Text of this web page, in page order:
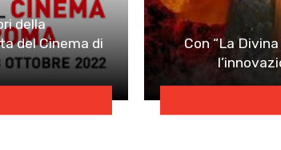
della
del Cinema di
Con “La